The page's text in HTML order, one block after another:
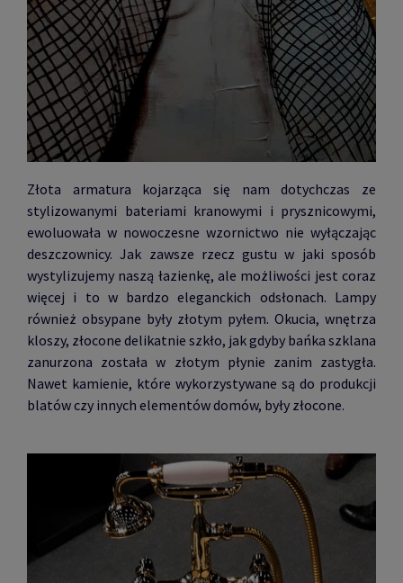
Złota armatura kojarząca się nam dotychczas ze
stylizowanymi bateriami kranowymi i prysznicowymi,
ewoluowała w nowoczesne wzornictwo nie wyłączając
deszczownicy. Jak zawsze rzecz gustu w jaki sposób
wystylizujemy naszą łazienkę, ale możliwości jest coraz
więcej i to w bardzo eleganckich odsłonach. Lampy
również obsypane były złotym pyłem. Okucia, wnętrza
kloszy, złocone delikatnie szkło, jak gdyby bańka szklana
zanurzona została w złotym płynie zanim zastygła.
Nawet kamienie, które wykorzystywane są do produkcji
blatów czy innych elementów domów, były złocone.